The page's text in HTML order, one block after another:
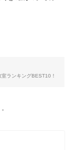
ランキングBEST10！